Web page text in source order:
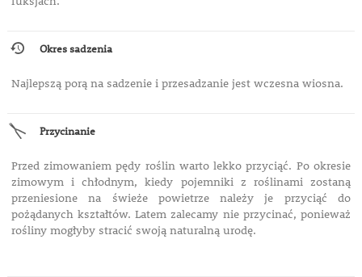
Okres sadzenia
Najlepszą porą na sadzenie i przesadzanie jest wczesna wiosna.
Przycinanie
Przed zimowaniem pędy roślin warto lekko przyciąć. Po okresie
zimowym i chłodnym, kiedy pojemniki z roślinami zostaną
przeniesione na świeże powietrze należy je przyciąć do
pożądanych kształtów. Latem zalecamy nie przycinać, ponieważ
rośliny mogłyby stracić swoją naturalną urodę.